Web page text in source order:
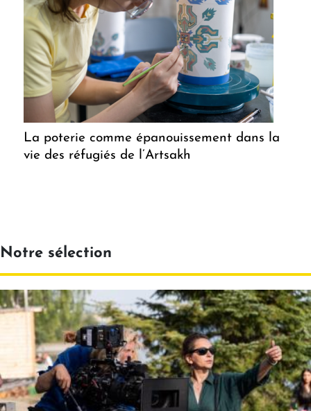
La poterie comme épanouissement dans la
vie des réfugiés de l’Artsakh
Notre sélection